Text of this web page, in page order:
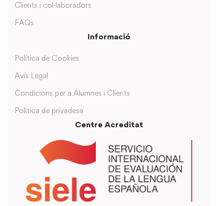
Clients i col·laboradors
FAQs
Informació
Política de Cookies
Avís Legal
Condicions per a Alumnes i Clients
Política de privadesa
Centre Acreditat